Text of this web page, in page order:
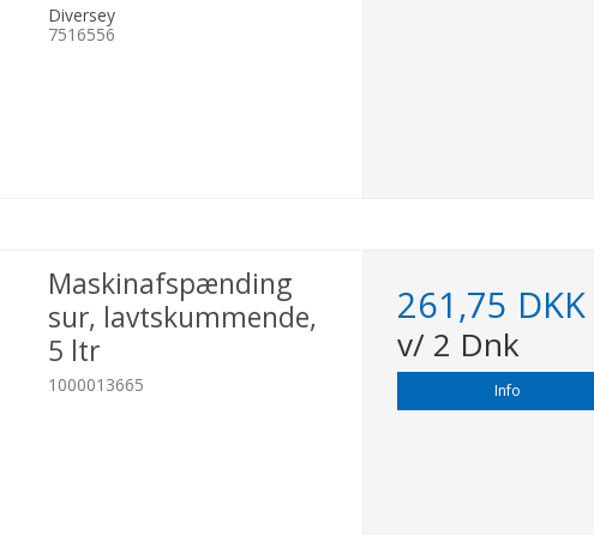
Diversey
7516556
Maskinafspænding
sur, lavtskummende,
5 ltr
1000013665
261,75 DKK
v/ 2 Dnk
Info